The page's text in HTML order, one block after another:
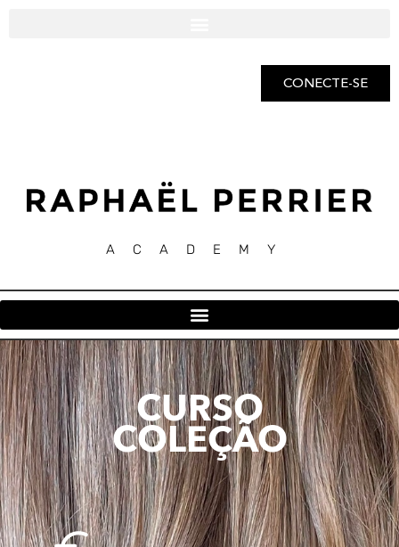
CONECTE-SE
ACADEMY
CURSO
COLEÇÃO